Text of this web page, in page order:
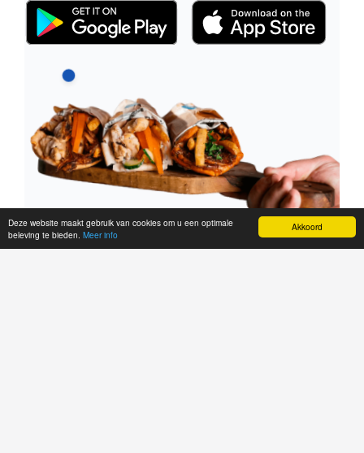
Akkoord
Deze website maakt gebruik van cookies om u een optimale
beleving te bieden. Meer info